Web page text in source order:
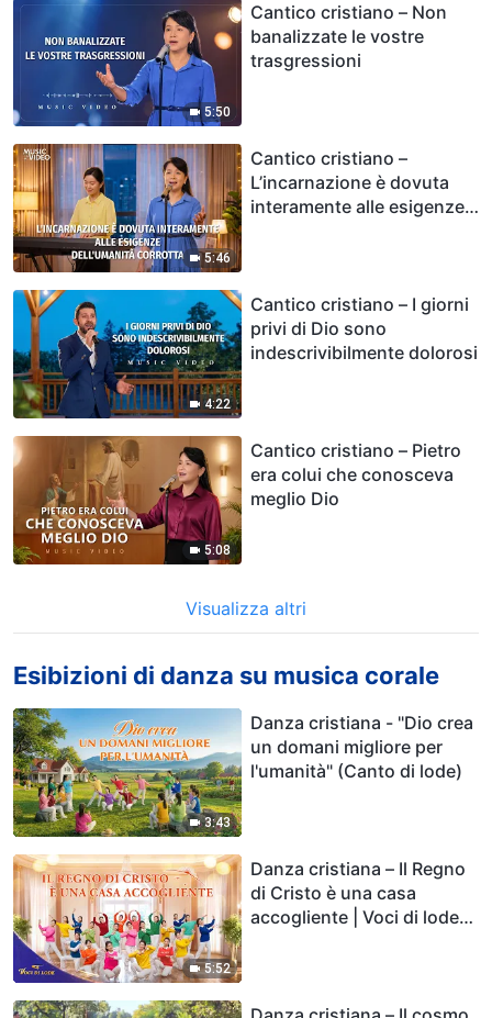
5:50
Cantico cristiano – Non
banalizzate le vostre
trasgressioni
5:46
Cantico cristiano –
L’incarnazione è dovuta
interamente alle esigenze
4:22
Cantico cristiano – I giorni
privi di Dio sono
indescrivibilmente dolorosi
5:08
Cantico cristiano – Pietro
era colui che conosceva
meglio Dio
Visualizza altri
Esibizioni di danza su musica corale
3:43
Danza cristiana - "Dio crea
un domani migliore per
l'umanità" (Canto di lode)
5:52
Danza cristiana – Il Regno
di Cristo è una casa
accogliente | Voci di lode